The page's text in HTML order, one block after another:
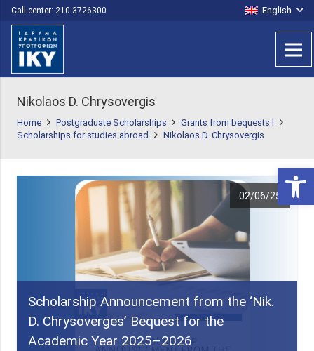
Call center: 210 3726300 English
Nikolaos D. Chrysovergis
Home Postgraduate Scholarships
Grants from bequests I
Scholarships for studies abroad
Nikolaos D. Chrysovergis
02/06/25
Scholarship Announcement from the ‘Nik.
D. Chrysoverges’ Bequest for the
Academic Year 2025–2026